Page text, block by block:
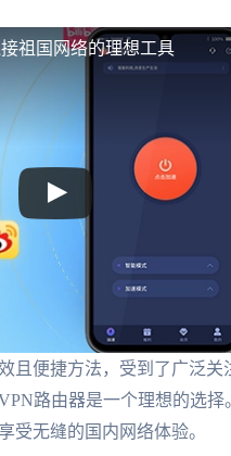
祖国网络的理想工具
且便捷方法，受到了广泛关
路由器是一个理想的选择
受无缝的国内网络体验。